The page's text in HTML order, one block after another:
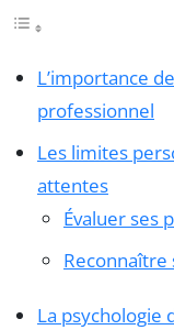
L’importance
professionnel
Les limites
attentes
Évaluer ses
Reconnaître
La psychologie